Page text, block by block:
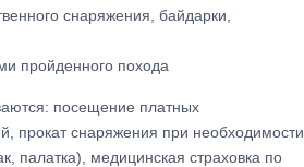
снаряжения, байдарки,
пройденного похода
посещение платных
прокат снаряжения при необходимости
палатка), медицинская страховка по